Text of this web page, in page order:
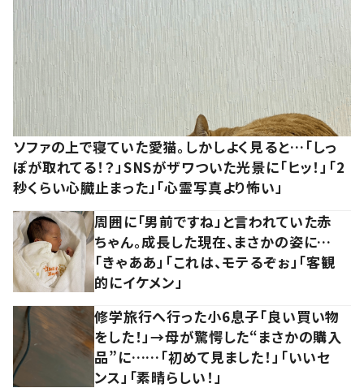
ソファの上で寝ていた愛猫。しかしよく見ると…「しっ
ぽが取れてる！？」SNSがザワついた光景に「ヒッ！」「2
秒くらい心臓止まった」「心霊写真より怖い」
周囲に「男前ですね」と言われていた赤
ちゃん。成長した現在、まさかの姿に…
「きゃああ」「これは、モテるぞぉ」「客観
的にイケメン」
修学旅行へ行った小6息子「良い買い物
をした！」→母が驚愕した“まさかの購入
品”に……「初めて見ました！」「いいセ
ンス」「素晴らしい！」